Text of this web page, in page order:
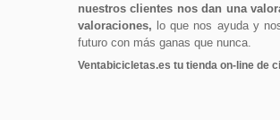
nuestros clientes nos dan una
valoraciones, lo que nos ayuda y
futuro con más ganas que nunca.
Ventabicicletas.es tu tienda on-line de